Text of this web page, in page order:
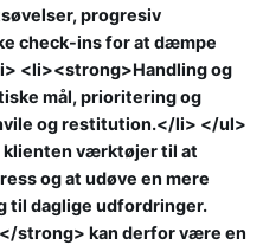
progresiv
check-ins for at dæmpe
<li><strong>Handling og
mål, prioritering og
og restitution.</li> </ul>
klienten værktøjer til at
og at udøve en mere
til daglige udfordringer.
strong> kan derfor være en